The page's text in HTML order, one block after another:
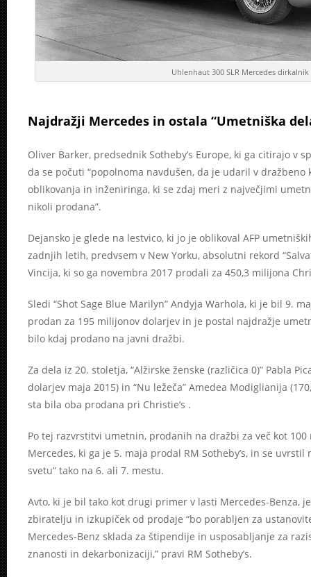
Uhlenhaut 300 SLR Mercedes dirkalnik
Najdražji Mercedes in ostala “Umetniška
Oliver Barker, predsednik Sotheby’s Europe, ki ga citirajo v
da se počuti “popolnoma navdušen, da je udaril v dražbeno
oblikovanja in inženiringa, ki se zdaj meri z največjimi
nikoli prodana”.
Dejansko je glede na lestvico, ki jo je oblikoval AFP
zadnjih letih, predvsem v New Yorku, absolutni rekord
Vincija, ki so ga novembra 2017 prodali za 450,3 milijona
Sledi “Shot Sage Blue Marilyn” Andyja Warhola, ki je bil 9.
prodan za 195 milijonov dolarjev in je postal najdražje
bilo kdaj prodano na javni dražbi.
Za dela iz 20. stoletja, “Alžirske ženske (različica 0)” Pabla
dolarjev maja 2015) in “Nu ležeča” Amedea Modiglianija
sta bila oba prodana pri Christie’s .
Po tej razvrstitvi umetnin, prodanih na dražbi za več kot
Mercedes, ki ga je 5. maja prodal RM Sotheby’s, in se
svetu” tako na 6. ali 7. mestu.
Avto, ki je bil tako kot drugi primer v lasti Mercedes-Benza,
zbiratelju in izkupiček od prodaje “bo porabljen za
Mercedes-Benz sklada za štipendije in usposabljanje za
znanosti in dekarbonizaciji,” pravi RM Sotheby’s.